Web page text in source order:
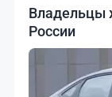
Владельцы
России